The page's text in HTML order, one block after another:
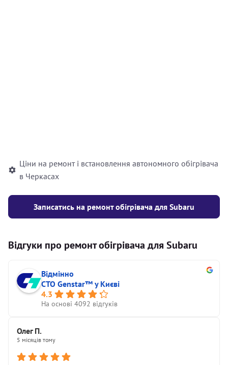
Ціни на ремонт і встановлення автономного обігрівача
в Черкасах
Записатись на ремонт обігрівача для Subaru
Відгуки про ремонт обігрівача для Subaru
Відмінно
СТО Genstar™ у Києві
4.3
На основі 4092 відгуків
Олег П.
5 місяців тому